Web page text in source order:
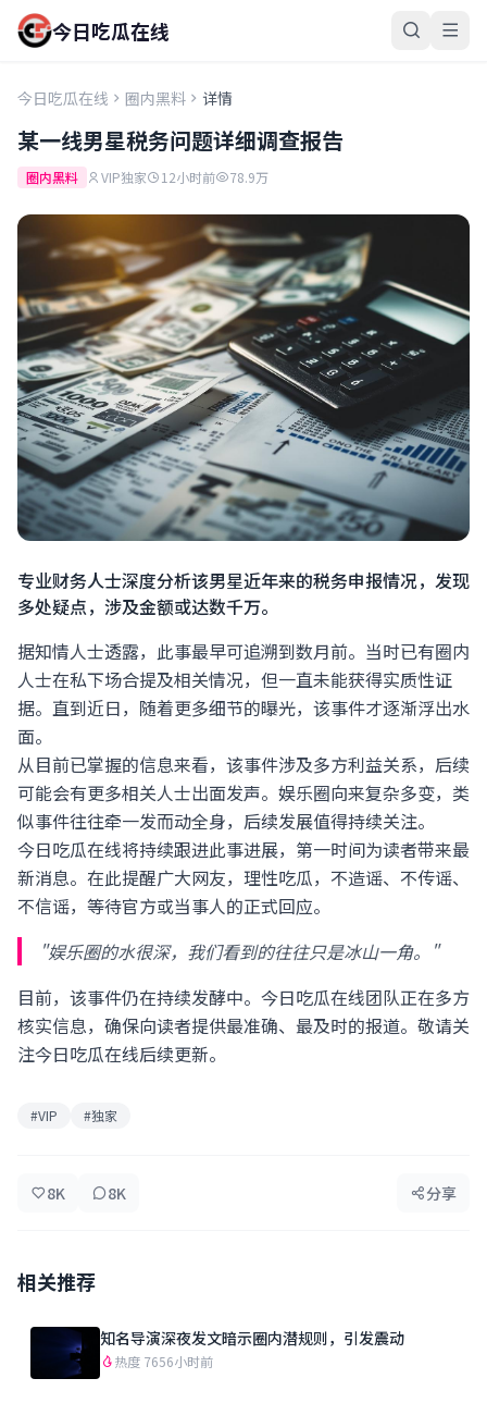
今日吃瓜在线
今日吃瓜在线 圈内黑料 详情
某一线男星税务问题详细调查报告
圈内黑料 VIP独家 12小时前 78.9万
专业财务人士深度分析该男星近年来的税务申报情况，发现
多处疑点，涉及金额或达数千万。
据知情人士透露，此事最早可追溯到数月前。当时已有圈内
人士在私下场合提及相关情况，但一直未能获得实质性证
据。直到近日，随着更多细节的曝光，该事件才逐渐浮出水
面。
从目前已掌握的信息来看，该事件涉及多方利益关系，后续
可能会有更多相关人士出面发声。娱乐圈向来复杂多变，类
似事件往往牵一发而动全身，后续发展值得持续关注。
今日吃瓜在线将持续跟进此事进展，第一时间为读者带来最
新消息。在此提醒广大网友，理性吃瓜，不造谣、不传谣、
不信谣，等待官方或当事人的正式回应。
"娱乐圈的水很深，我们看到的往往只是冰山一角。"
目前，该事件仍在持续发酵中。今日吃瓜在线团队正在多方
核实信息，确保向读者提供最准确、最及时的报道。敬请关
注今日吃瓜在线后续更新。
#VIP #独家
8K 8K 分享
相关推荐
知名导演深夜发文暗示圈内潜规则，引发震动
热度 7656小时前